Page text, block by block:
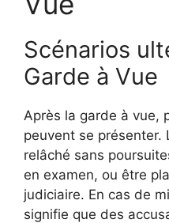
Scénarios
Garde à Vue
Après la garde à vue,
peuvent se présenter.
relâché sans
en examen, ou être
judiciaire. En cas de
signifie que des